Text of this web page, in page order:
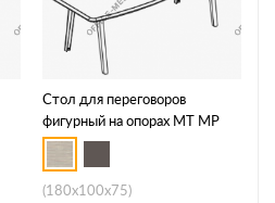
Стол для переговоров
фигурный на опорах МТ МР
Б1Б 142
(180x100x75)